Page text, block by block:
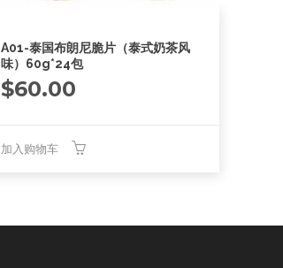
A01-泰国布朗尼脆片（泰式奶茶风
味）60g*24包
$60.00
加入购物车